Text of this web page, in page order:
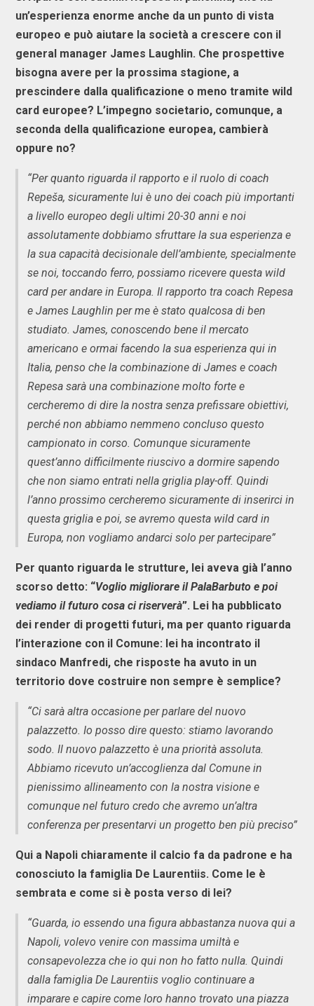
un’esperienza enorme anche da un punto di vista
europeo e può aiutare la società a crescere con il
general manager James Laughlin. Che prospettive
bisogna avere per la prossima stagione, a
prescindere dalla qualificazione o meno tramite wild
card europee? L’impegno societario, comunque, a
seconda della qualificazione europea, cambierà
oppure no?
“Per quanto riguarda il rapporto e il ruolo di coach
Repeša, sicuramente lui è uno dei coach più importanti
a livello europeo degli ultimi 20-30 anni e noi
assolutamente dobbiamo sfruttare la sua esperienza e
la sua capacità decisionale dell’ambiente, specialmente
se noi, toccando ferro, possiamo ricevere questa wild
card per andare in Europa. Il rapporto tra coach Repesa
e James Laughlin per me è stato qualcosa di ben
studiato. James, conoscendo bene il mercato
americano e ormai facendo la sua esperienza qui in
Italia, penso che la combinazione di James e coach
Repesa sarà una combinazione molto forte e
cercheremo di dire la nostra senza prefissare obiettivi,
perché non abbiamo nemmeno concluso questo
campionato in corso. Comunque sicuramente
quest’anno difficilmente riuscivo a dormire sapendo
che non siamo entrati nella griglia play-off. Quindi
l’anno prossimo cercheremo sicuramente di inserirci in
questa griglia e poi, se avremo questa wild card in
Europa, non vogliamo andarci solo per partecipare”
Per quanto riguarda le strutture, lei aveva già l’anno
scorso detto: “Voglio migliorare il PalaBarbuto e poi
vediamo il futuro cosa ci riserverà”. Lei ha pubblicato
dei render di progetti futuri, ma per quanto riguarda
l’interazione con il Comune: lei ha incontrato il
sindaco Manfredi, che risposte ha avuto in un
territorio dove costruire non sempre è semplice?
“Ci sarà altra occasione per parlare del nuovo
palazzetto. Io posso dire questo: stiamo lavorando
sodo. Il nuovo palazzetto è una priorità assoluta.
Abbiamo ricevuto un’accoglienza dal Comune in
pienissimo allineamento con la nostra visione e
comunque nel futuro credo che avremo un’altra
conferenza per presentarvi un progetto ben più preciso”
Qui a Napoli chiaramente il calcio fa da padrone e ha
conosciuto la famiglia De Laurentiis. Come le è
sembrata e come si è posta verso di lei?
“Guarda, io essendo una figura abbastanza nuova qui a
Napoli, volevo venire con massima umiltà e
consapevolezza che io qui non ho fatto nulla. Quindi
dalla famiglia De Laurentiis voglio continuare a
imparare e capire come loro hanno trovato una piazza